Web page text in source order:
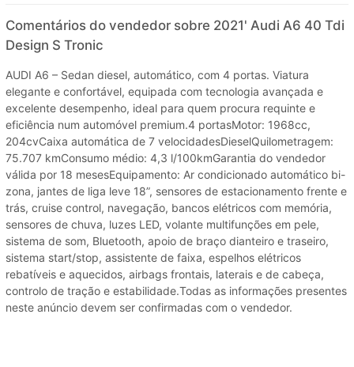
Comentários do vendedor sobre 2021' Audi A6 40 Tdi
Design S Tronic
AUDI A6 – Sedan diesel, automático, com 4 portas. Viatura
elegante e confortável, equipada com tecnologia avançada e
excelente desempenho, ideal para quem procura requinte e
eficiência num automóvel premium.4 portasMotor: 1968cc,
204cvCaixa automática de 7 velocidadesDieselQuilometragem:
75.707 kmConsumo médio: 4,3 l/100kmGarantia do vendedor
válida por 18 mesesEquipamento: Ar condicionado automático bi-
zona, jantes de liga leve 18”, sensores de estacionamento frente e
trás, cruise control, navegação, bancos elétricos com memória,
sensores de chuva, luzes LED, volante multifunções em pele,
sistema de som, Bluetooth, apoio de braço dianteiro e traseiro,
sistema start/stop, assistente de faixa, espelhos elétricos
rebatíveis e aquecidos, airbags frontais, laterais e de cabeça,
controlo de tração e estabilidade.Todas as informações presentes
neste anúncio devem ser confirmadas com o vendedor.